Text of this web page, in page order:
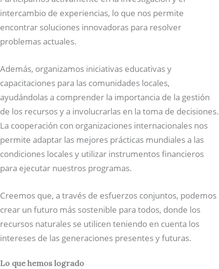
intercambio de experiencias, lo que nos permite
encontrar soluciones innovadoras para resolver
problemas actuales.
Además, organizamos iniciativas educativas y
capacitaciones para las comunidades locales,
ayudándolas a comprender la importancia de la gestión
de los recursos y a involucrarlas en la toma de decisiones.
La cooperación con organizaciones internacionales nos
permite adaptar las mejores prácticas mundiales a las
condiciones locales y utilizar instrumentos financieros
para ejecutar nuestros programas.
Creemos que, a través de esfuerzos conjuntos, podemos
crear un futuro más sostenible para todos, donde los
recursos naturales se utilicen teniendo en cuenta los
intereses de las generaciones presentes y futuras.
Lo que hemos logrado